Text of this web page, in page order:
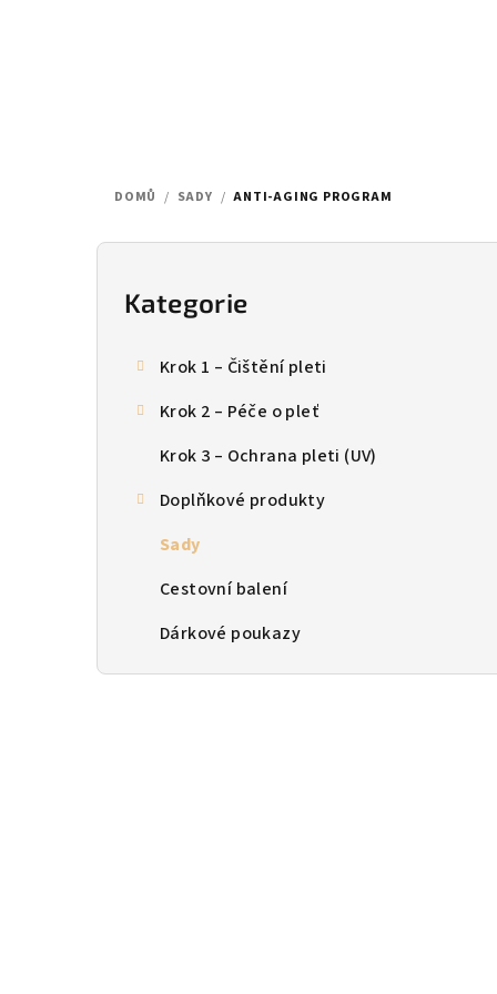
DOMŮ / SADY / ANTI-AGING PROGRAM
P
a
Přeskočit
kategorie
Kategorie
Krok 1 – Čištění pleti
Krok 2 – Péče o pleť
Krok 3 – Ochrana pleti (UV)
Doplňkové produkty
Sady
Cestovní balení
Dárkové poukazy